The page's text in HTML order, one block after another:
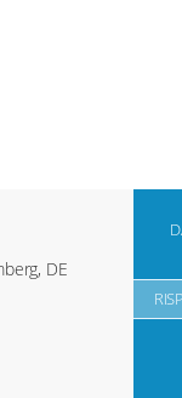
DE